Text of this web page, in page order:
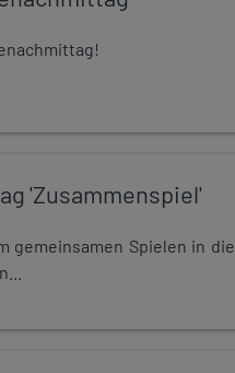
'Zusammenspiel'
gemeinsamen Spielen in die